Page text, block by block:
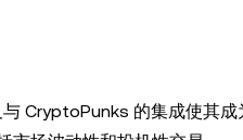
CryptoPunks 的集成使其成